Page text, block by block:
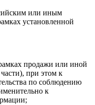
или иным
установленной
продажи или иной
при этом к
по соблюдению
к